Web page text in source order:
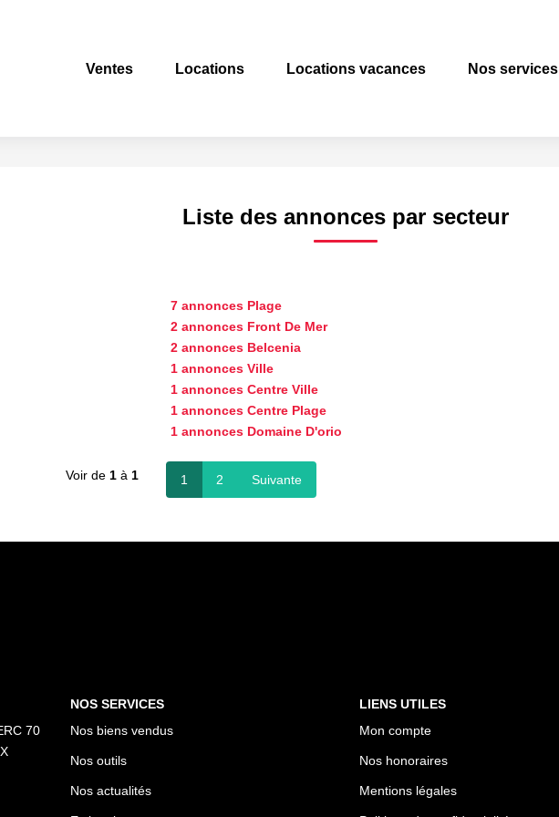
Ventes Locations Locations vacances Nos services
Liste des annonces par secteur
7 annonces Plage
2 annonces Front De Mer
2 annonces Belcenia
1 annonces Ville
1 annonces Centre Ville
1 annonces Centre Plage
1 annonces Domaine D'orio
Voir de 1 à 1 1 2 Suivante
70
NOS SERVICES
Nos biens vendus
Nos outils
Nos actualités
LIENS UTILES
Mon compte
Nos honoraires
Mentions légales